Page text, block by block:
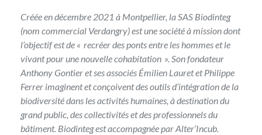
Créée en décembre 2021 à Montpellier, la SAS Biodinteg
(nom commercial Verdangry) est une société à mission dont
l’objectif est de « recréer des ponts entre les hommes et le
vivant pour une nouvelle cohabitation ». Son fondateur
Anthony Gontier et ses associés Émilien Lauret et Philippe
Ferrer imaginent et conçoivent des outils d’intégration de la
biodiversité dans les activités humaines, à destination du
grand public, des collectivités et des professionnels du
bâtiment. Biodinteg est accompagnée par Alter’Incub.